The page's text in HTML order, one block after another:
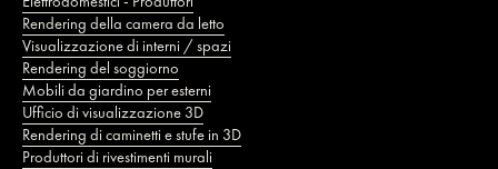
Rendering della camera da letto
Visualizzazione di interni / spazi
Rendering del soggiorno
Mobili da giardino per esterni
Ufficio di visualizzazione 3D
Rendering di caminetti e stufe in 3D
Produttori di rivestimenti murali